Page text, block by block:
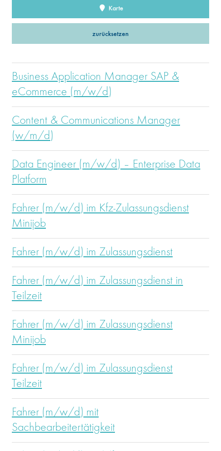
zurücksetzen
Karte
Business Application Manager SAP &
eCommerce (m/w/d)
Content & Communications Manager
(w/m/d)
Data Engineer (m/w/d) – Enterprise Data
Platform
Fahrer (m/w/d) im Kfz-Zulassungsdienst
Minijob
Fahrer (m/w/d) im Zulassungsdienst
Fahrer (m/w/d) im Zulassungsdienst in
Teilzeit
Fahrer (m/w/d) im Zulassungsdienst
Minijob
Fahrer (m/w/d) im Zulassungsdienst
Teilzeit
Fahrer (m/w/d) mit
Sachbearbeitertätigkeit